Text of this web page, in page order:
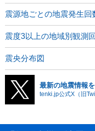
震源地ごとの地震発生回
震度3以上の地域別観測
震央分布図
最新の地震情報
tenki.jp公式X（旧